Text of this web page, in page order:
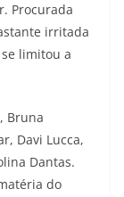
Procurada
irritada
se limitou a
Bruna
Davi Lucca,
Dantas.
do